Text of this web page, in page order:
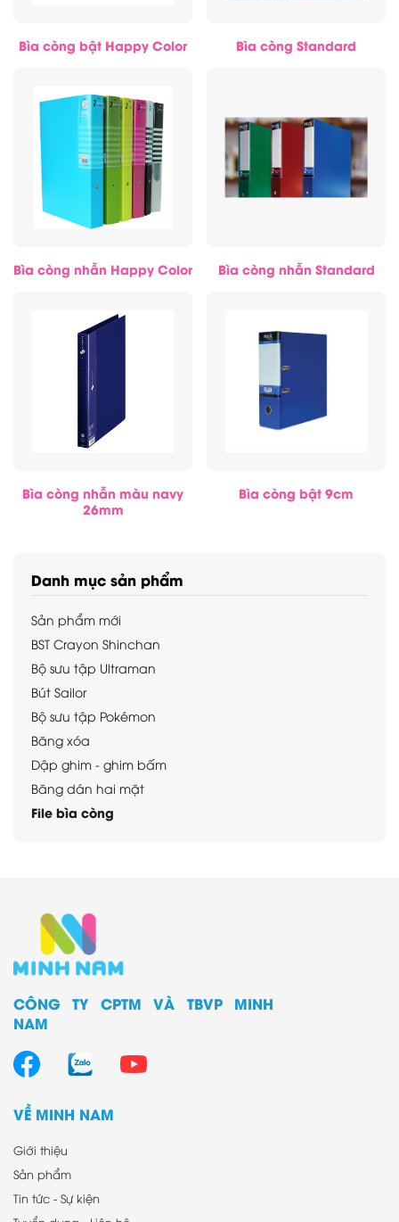
Bìa còng bật Happy Color Bìa còng Standard
Bìa còng nhẫn Happy Color Bìa còng nhẫn Standard
Bìa còng nhẫn màu navy
26mm
Bìa còng bật 9cm
Danh mục sản phẩm
Sản phẩm mới
BST Crayon Shinchan
Bộ sưu tập Ultraman
Bút Sailor
Bộ sưu tập Pokémon
Băng xóa
Dập ghim - ghim bấm
Băng dán hai mặt
File bìa còng
Sản phẩm học sinh
Sản phẩm dụng cụ văn phòng khác
Sản phẩm phiên bản giới hạn
CÔNG TY CPTM VÀ TBVP MINH
NAM
VỀ MINH NAM
Giới thiệu
Sản phẩm
Tin tức - Sự kiện